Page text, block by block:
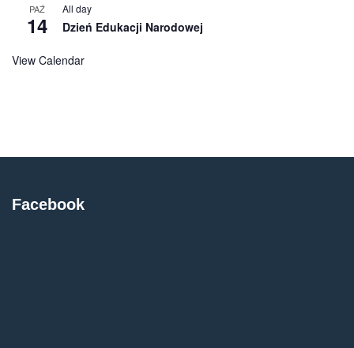
PAŹ
14
All day
Dzień Edukacji Narodowej
View Calendar
Facebook